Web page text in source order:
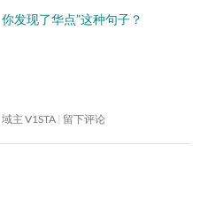
发现了华点”这种句子？
域主 V1STA 留下评论